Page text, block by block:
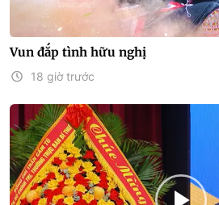
Vun đắp tình hữu nghị
18 giờ trước